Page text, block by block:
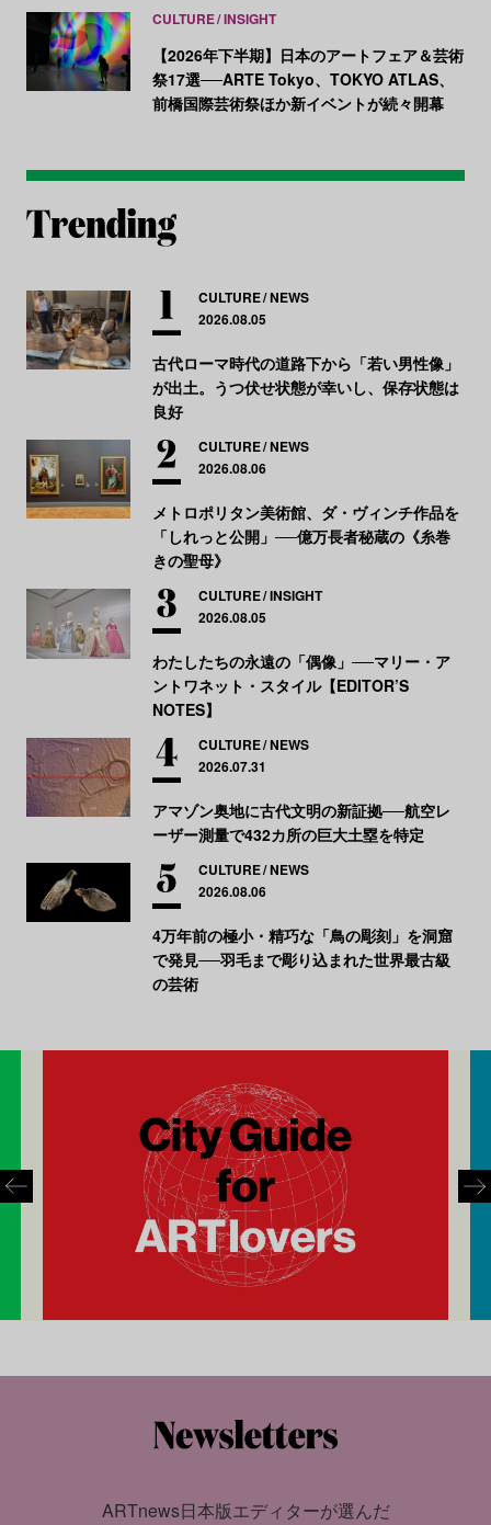
CULTURE INSIGHT
【2026年下半期】日本のアートフェア＆芸術
祭17選──ARTE Tokyo、TOKYO ATLAS、
前橋国際芸術祭ほか新イベントが続々開幕
CULTURE NEWS
2026.08.05
古代ローマ時代の道路下から「若い男性像」
が出土。うつ伏せ状態が幸いし、保存状態は
良好
CULTURE NEWS
2026.08.06
メトロポリタン美術館、ダ・ヴィンチ作品を
「しれっと公開」──億万長者秘蔵の《糸巻
きの聖母》
CULTURE INSIGHT
2026.08.05
わたしたちの永遠の「偶像」──マリー・ア
ントワネット・スタイル【EDITOR’S
NOTES】
CULTURE NEWS
2026.07.31
アマゾン奥地に古代文明の新証拠──航空レ
ーザー測量で432カ所の巨大土塁を特定
CULTURE NEWS
2026.08.06
4万年前の極小・精巧な「鳥の彫刻」を洞窟
で発見──羽毛まで彫り込まれた世界最古級
の芸術
ARTnews日本版エディターが選んだ